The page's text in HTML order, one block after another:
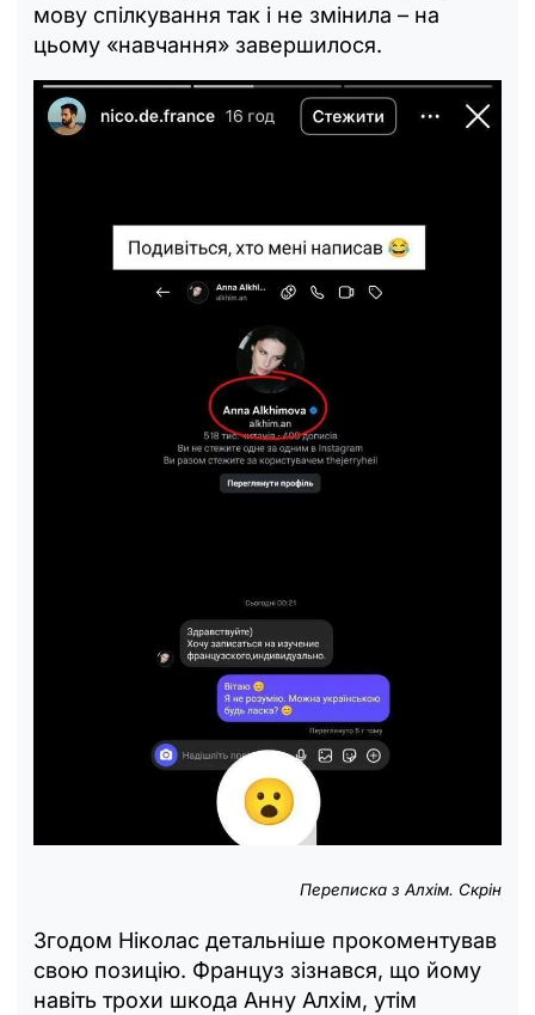
мову спілкування так і не змінила – на
цьому «навчання» завершилося.
Переписка з Алхім. Скрін
Згодом Ніколас детальніше прокоментував
свою позицію. Француз зізнався, що йому
навіть трохи шкода Анну Алхім, утім